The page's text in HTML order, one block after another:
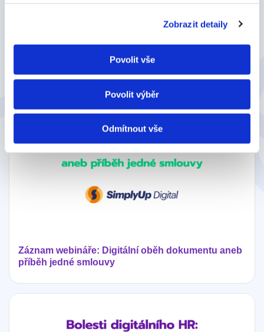
Zobrazit detaily
Povolit vše
Povolit výběr
Odmítnout vše
Podepisujte dokumenty bez opuštění systému
Záznam webináře: Digitální oběh dokumentu aneb
příběh jedné smlouvy